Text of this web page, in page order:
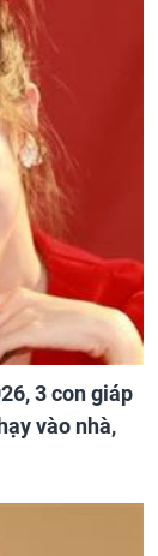
3 con giáp
vào nhà,